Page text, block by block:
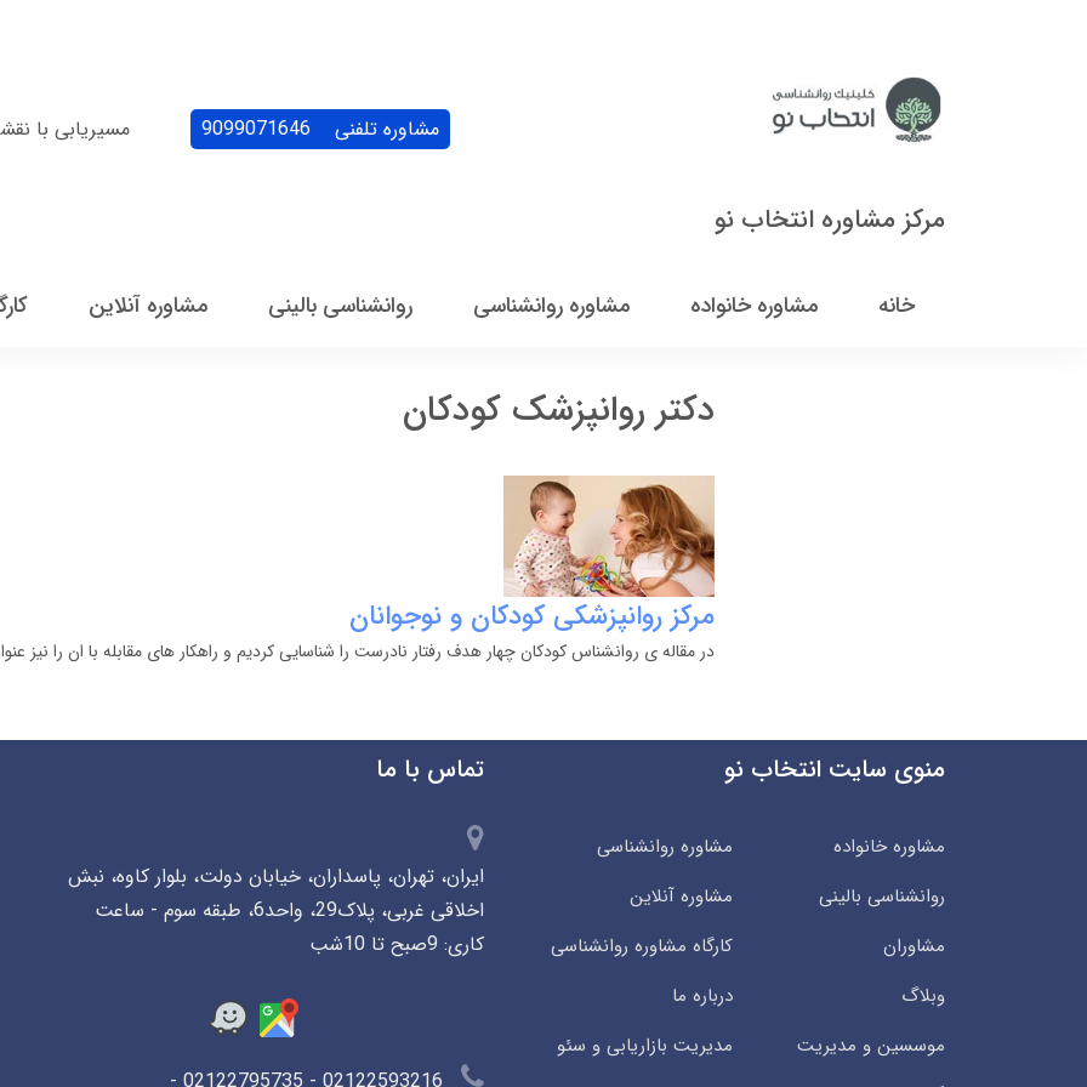
مرکز مشاوره انتخاب نو
مشاوره تلفنی 9099071646 مسیریابی با
خانه مشاوره خانواده مشاوره روانشناسی روانشناسی بالینی مشاوره آنلاین
دکتر روانپزشک کودکان
مرکز روانپزشکی کودکان و نوجوانان
در مقاله ی روانشناس کودکان چهار هدف رفتار نادرست را شناسایی کردیم و راهکار های مقابله با ان را نیز
منوی سایت انتخاب نو
مشاوره خانواده
مشاوره روانشناسی
روانشناسی بالینی
مشاوره آنلاین
مشاوران
کارگاه مشاوره روانشناسی
وبلاگ
درباره ما
موسسین و مدیریت
مدیریت بازاریابی و سئو
تماس با ما
ایران، تهران، پاسداران، خیابان دولت، بلوار کاوه، نبش
اخلاقی غربی، پلاک29، واحد6، طبقه سوم - ساعت
کاری: 9صبح تا 10شب